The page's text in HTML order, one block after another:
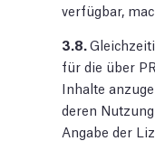
verfügbar,
3.8.
für die über
Inhalte
deren
Angabe der